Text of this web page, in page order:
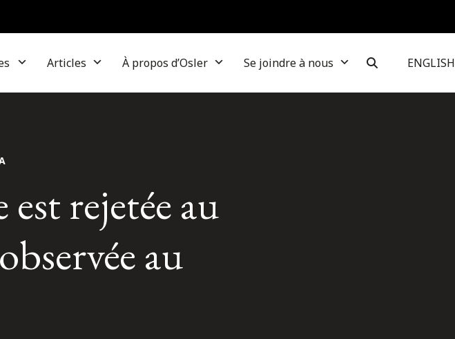
Articles À propos d’Osler Se joindre à nous ENGLISH
rejetée au
au